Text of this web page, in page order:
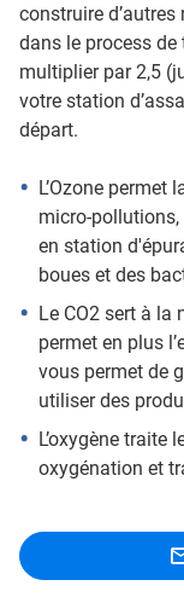
construire
dans le process
multiplier par 2,5
votre station
départ.
L’Ozone
micro-
en station
boues et des
Le CO2 sert à la
permet en plus
vous permet de
utiliser des
L’oxygène traite
oxygénation et